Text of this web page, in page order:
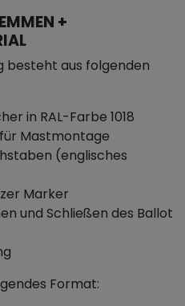
+
besteht aus folgenden
in RAL-Farbe 1018
Mastmontage
(englisches
Marker
und Schließen des Ballot
Format: